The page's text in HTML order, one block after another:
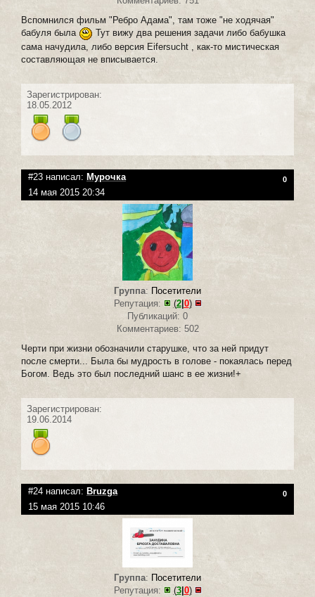
Вспомнился фильм "Ребро Адама", там тоже "не ходячая"
бабуля была
Тут вижу два решения задачи либо бабушка
сама начудила, либо версия Eifersucht , как-то мистическая
составляющая не вписывается.
Зарегистрирован:
18.05.2012
#23 написал: Мурочка 0
14 мая 2015 20:34
Группа: Посетители
Репутация:
(2| 0)
Публикаций: 0
Комментариев: 502
Черти при жизни обозначили старушке, что за ней придут
после смерти... Была бы мудрость в голове - покаялась перед
Богом. Ведь это был последний шанс в ее жизни!+
Зарегистрирован:
19.06.2014
#24 написал: Bruzga 0
15 мая 2015 10:46
Группа: Посетители
Репутация:
(3| 0)